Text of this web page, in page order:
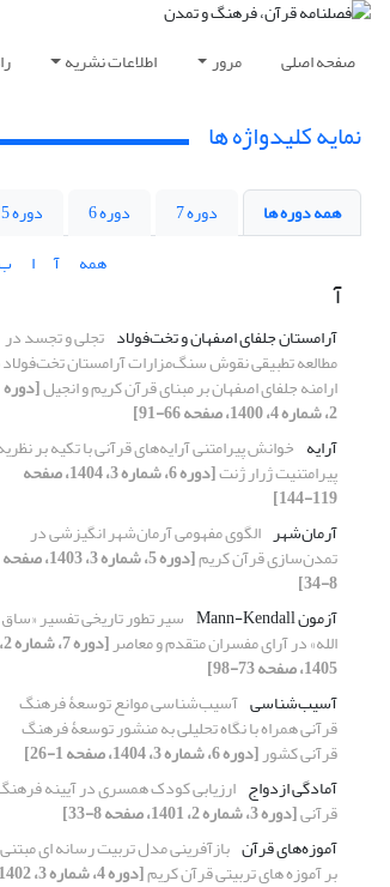
صفحه اصلی مرور اطلاعات نشریه
نمایه کلیدواژه ها
همه دوره ها دوره 7 دوره 6 دوره 5
همه
آ ا
آ
آرامستان جلفای اصفهان و تخت‌فولاد تجلی و تجسد در
مطالعه تطبیقی نقوش سنگ‌مزارات آرامستان تخت‌فولاد
ارامنه جلفای اصفهان بر مبنای قرآن کریم و انجیل[دوره
2، شماره 4، 1400، صفحه 66-91]
آرایه خوانش پیرامتنی آرایه‌های قرآنی با تکیه بر
پیرامتنیت ژرار ژنت [دوره 6، شماره 3، 1404، صفحه
119-144]
آرمان‌شهر الگوی مفهومی آرمان‌شهر انگیزشی در
تمدن‌سازی قرآن کریم [دوره 5، شماره 3، 1403، صفحه
8-34]
آزمون Mann-Kendall
سیر تطور تاریخی تفسیر «ساق
الله» در آرای مفسران متقدم و معاصر [دوره 7، شماره 2،
1405، صفحه 73-98]
آسیب‌شناسی آسیب‌شناسی موانع توسعۀ فرهنگ
قرآنی همراه با نگاه تحلیلی به منشور توسعۀ فرهنگ
قرآنی کشور[دوره 6، شماره 3، 1404، صفحه 1-26]
آمادگی ازدواج ارزیابی کودک همسری در آیینه
قرآنی[دوره 3، شماره 2، 1401، صفحه 8-33]
آموزه‌های قرآن بازآفرینی مدل تربیت رسانه ای مبتنی
بر آموزه های تربیتی قرآن کریم